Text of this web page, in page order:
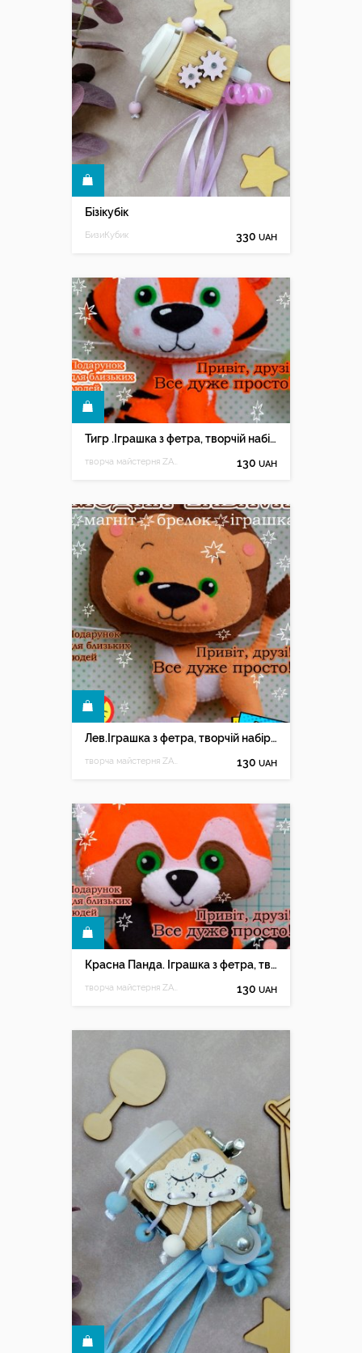
Бізікубік
БизиКубик 330 UAH
Тигр .Іграшка з фетра, творчій набір з фетру
творча майстерня ZABAVA 130 UAH
Лев.Іграшка з фетра, творчій набір з фетру
творча майстерня ZABAVA 130 UAH
Красна Панда. Іграшка з фетра, творчій набір з фетру
творча майстерня ZABAVA 130 UAH